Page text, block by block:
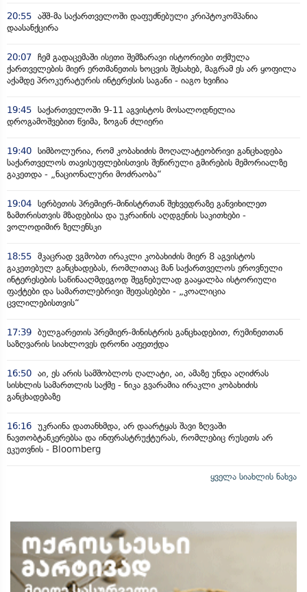
20:55 აშშ-მა საქართველოში დაფუძნებული კრიპტოკომპანია
დაასანქცირა
20:07 ჩემ გადაცემაში ისეთი შემზარავი ისტორიები თქმულა
ქართველების მიერ ერთმანეთის ხოცვის შესახებ, მაგრამ ეს არ ყოფილა
აქამდე პროკურატურის ინტერესის საგანი - იაგო ხვიჩია
19:45 საქართველოში 9-11 აგვისტოს მოსალოდნელია
დროგამოშვებით წვიმა, ზოგან ძლიერი
19:40 სიმბოლურია, რომ კობახიძის მოღალატეობრივი განცხადება
საქართველოს თავისუფლებისთვის შეწირული გმირების მემორიალზე
გაკეთდა - „ნაციონალური მოძრაობა“
19:04 სერბეთის პრემიერ-მინისტრთან შეხვედრაზე განვიხილეთ
ზამთრისთვის მზადებისა და უკრაინის აღდგენის საკითხები -
ვოლოდიმირ ზელენსკი
18:55 მკაცრად ვგმობთ ირაკლი კობახიძის მიერ 8 აგვისტოს
გაკეთებულ განცხადებას, რომლითაც მან საქართველოს ეროვნული
ინტერესების საწინააღმდეგოდ შეგნებულად გააყალბა ისტორიული
ფაქტები და სამართლებრივი შეფასებები - „კოალიცია
ცვლილებისთვის“
17:39 ბულგარეთის პრემიერ-მინისტრის განცხადებით, რუმინეთთან
საზღვარის სიახლოვეს დრონი აფეთქდა
16:50 აი, ეს არის სამშობლოს ღალატი, აი, ამაზე უნდა აღიძრას
სისხლის სამართლის საქმე - ნიკა გვარამია ირაკლი კობახიძის
განცხადებაზე
16:16 უკრაინა დათანხმდა, არ დაარტყას შავი ზღვაში
ნავთობტანკერებსა და ინფრასტრუქტურას, რომლებიც რუსეთს არ
ეკუთვნის - Bloomberg
ყველა სიახლის ნახვა